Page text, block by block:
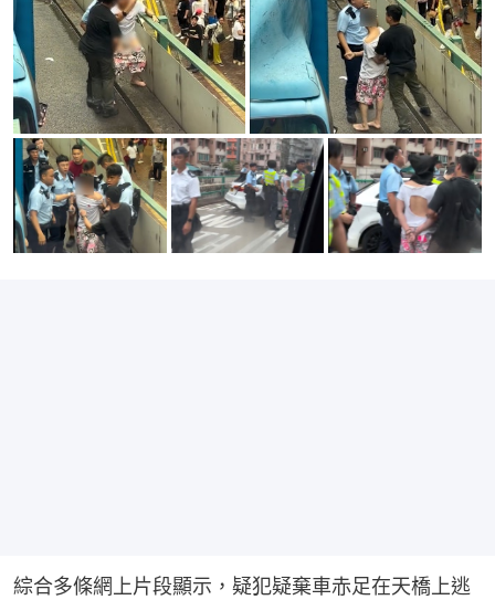
綜合多條網上片段顯示，疑犯疑棄車赤足在天橋上逃